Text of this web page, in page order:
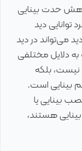
حدت بینایی
دید
می‌تواند در دید
دلایل مختلفی
بلکه
بینایی است.
بینایی یا
هستند،